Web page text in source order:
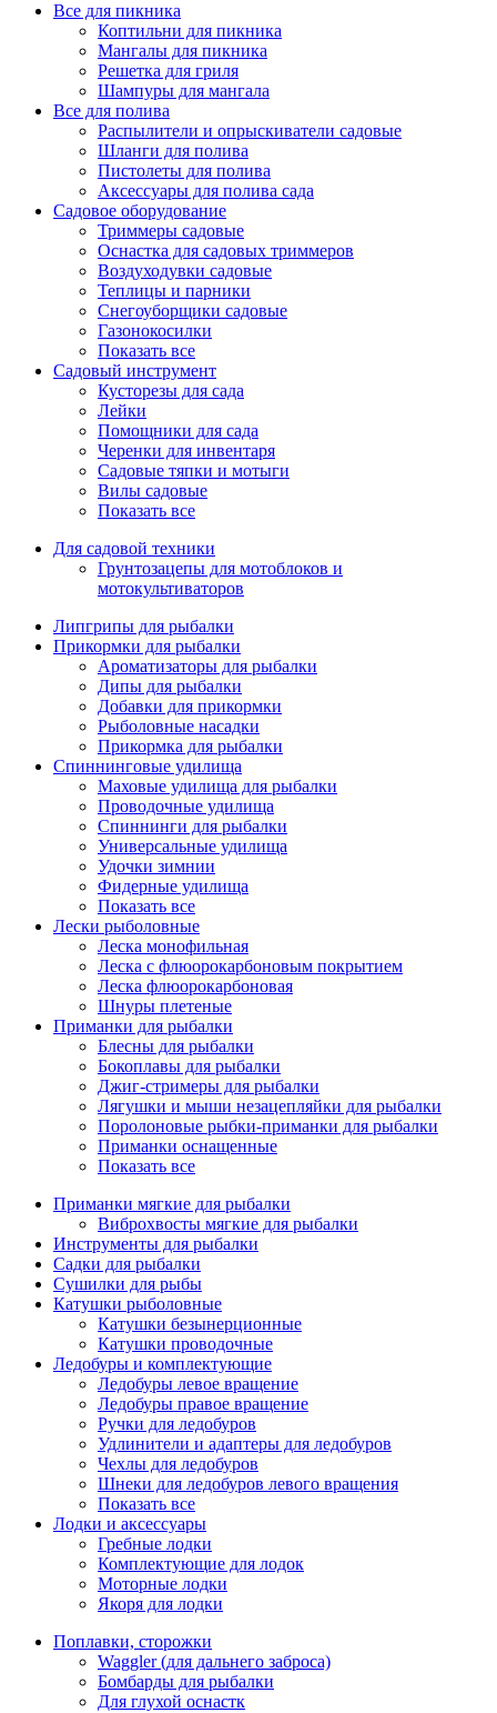
Все для пикника
Коптильни для пикника
Мангалы для пикника
Решетка для гриля
Шампуры для мангала
Все для полива
Распылители и опрыскиватели садовые
Шланги для полива
Пистолеты для полива
Аксессуары для полива сада
Садовое оборудование
Триммеры садовые
Оснастка для садовых триммеров
Воздуходувки садовые
Теплицы и парники
Снегоуборщики садовые
Газонокосилки
Показать все
Садовый инструмент
Кусторезы для сада
Лейки
Помощники для сада
Черенки для инвентаря
Садовые тяпки и мотыги
Вилы садовые
Показать все
Для садовой техники
Грунтозацепы для мотоблоков и
мотокультиваторов
Липгрипы для рыбалки
Прикормки для рыбалки
Ароматизаторы для рыбалки
Дипы для рыбалки
Добавки для прикормки
Рыболовные насадки
Прикормка для рыбалки
Спиннинговые удилища
Маховые удилища для рыбалки
Проводочные удилища
Спиннинги для рыбалки
Универсальные удилища
Удочки зимнии
Фидерные удилища
Показать все
Лески рыболовные
Леска монофильная
Леска с флюорокарбоновым покрытием
Леска флюорокарбоновая
Шнуры плетеные
Приманки для рыбалки
Блесны для рыбалки
Бокоплавы для рыбалки
Джиг-стримеры для рыбалки
Лягушки и мыши незацепляйки для рыбалки
Поролоновые рыбки-приманки для рыбалки
Приманки оснащенные
Показать все
Приманки мягкие для рыбалки
Виброхвосты мягкие для рыбалки
Инструменты для рыбалки
Садки для рыбалки
Сушилки для рыбы
Катушки рыболовные
Катушки безынерционные
Катушки проводочные
Ледобуры и комплектующие
Ледобуры левое вращение
Ледобуры правое вращение
Ручки для ледобуров
Удлинители и адаптеры для ледобуров
Чехлы для ледобуров
Шнеки для ледобуров левого вращения
Показать все
Лодки и аксессуары
Гребные лодки
Комплектующие для лодок
Моторные лодки
Якоря для лодки
Поплавки, сторожки
Waggler (для дальнего заброса)
Бомбарды для рыбалки
Для глухой оснастк